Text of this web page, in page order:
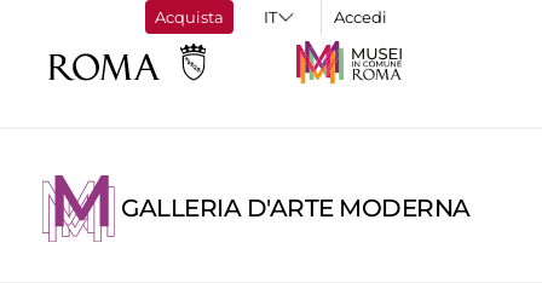
Acquista Accedi
GALLERIA D'ARTE MODERNA